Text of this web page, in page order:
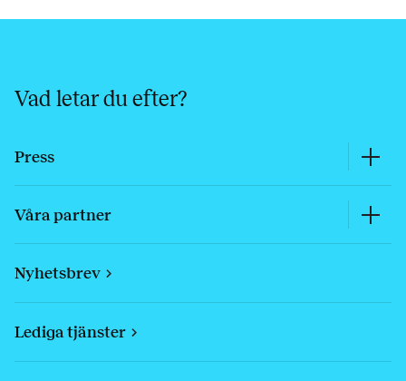
Vad letar du efter?
Press
Våra partner
Nyhetsbrev
Lediga tjänster